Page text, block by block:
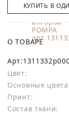
КУПИТЬ В
О ТОВАРЕ
Арт:
Цвет:
Основные
Принт:
Состав ткани: